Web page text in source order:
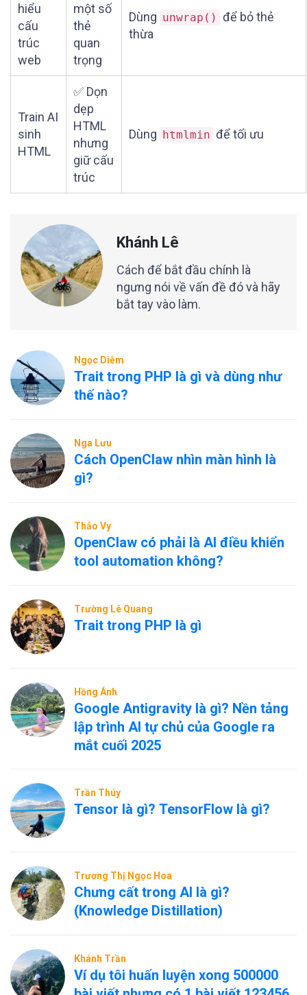
hiểu
cấu
trúc
web
một số
thẻ
quan
trọng
Dùng unwrap() để bỏ thẻ
thừa
Train AI
sinh
HTML
✅ Dọn
dẹp
HTML
nhưng
giữ cấu
trúc
Dùng htmlmin để tối ưu
Khánh Lê
Cách để bắt đầu chính là
ngưng nói về vấn đề đó và hãy
bắt tay vào làm.
Ngọc Diễm
Trait trong PHP là gì và dùng như
thế nào?
Nga Lưu
Cách OpenClaw nhìn màn hình là
gì?
Thảo Vy
OpenClaw có phải là AI điều khiển
tool automation không?
Trường Lê Quang
Trait trong PHP là gì
Hồng Ánh
Google Antigravity là gì? Nền tảng
lập trình AI tự chủ của Google ra
mắt cuối 2025
Trần Thúy
Tensor là gì? TensorFlow là gì?
Trương Thị Ngọc Hoa
Chưng cất trong AI là gì?
(Knowledge Distillation)
Khánh Trần
Ví dụ tôi huấn luyện xong 500000